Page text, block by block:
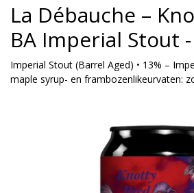
La Débauche –
BA Imperial Stout
Imperial Stout (Barrel Aged) • 13% –
maple syrup- en frambozenlikeurvaten: